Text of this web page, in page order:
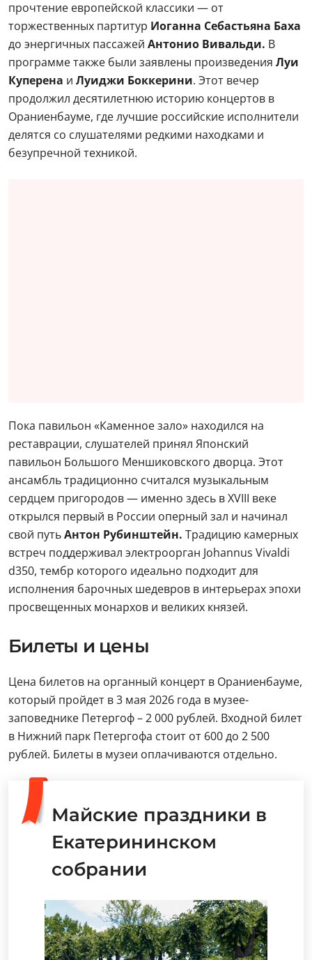
прочтение европейской классики — от
торжественных партитур Иоганна Себастьяна Баха
до энергичных пассажей Антонио Вивальди. В
программе также были заявлены произведения Луи
Куперена и Луиджи Боккерини. Этот вечер
продолжил десятилетнюю историю концертов в
Ораниенбауме, где лучшие российские исполнители
делятся со слушателями редкими находками и
безупречной техникой.
Пока павильон «Каменное зало» находился на
реставрации, слушателей принял Японский
павильон Большого Меншиковского дворца. Этот
ансамбль традиционно считался музыкальным
сердцем пригородов — именно здесь в XVIII веке
открылся первый в России оперный зал и начинал
свой путьАнтон Рубинштейн. Традицию камерных
встреч поддерживал электроорган Johannus Vivaldi
d350, тембр которого идеально подходит для
исполнения барочных шедевров в интерьерах эпохи
просвещенных монархов и великих князей.
Билеты и цены
Цена билетов на органный концерт в Ораниенбауме,
который пройдет в 3 мая 2026 года в музее-
заповеднике Петергоф – 2 000 рублей. Входной билет
в Нижний парк Петергофа стоит от 600 до 2 500
рублей. Билеты в музеи оплачиваются отдельно.
Майские праздники в
Екатерининском
собрании